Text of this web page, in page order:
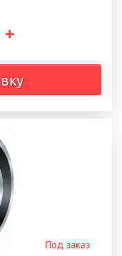
Под заказ